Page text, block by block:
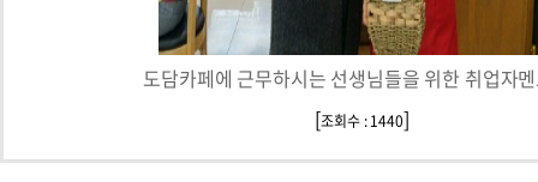
도담카페에 근무하시는 선생님들을 위한 취업자
[조회수 : 1440]